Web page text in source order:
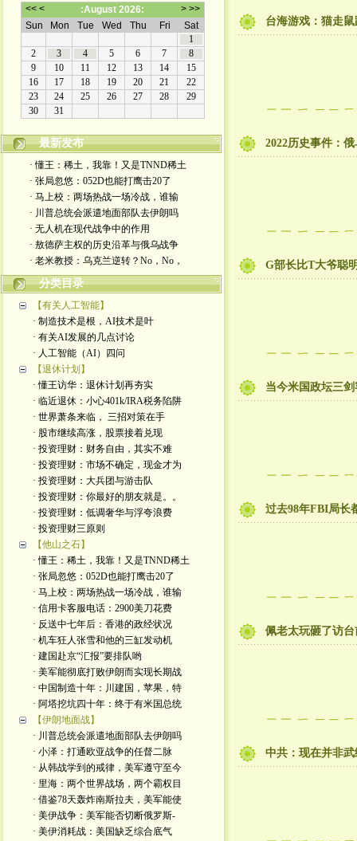
最新发布
· 懂王：稀土，我靠！又是TNND稀土
· 张局忽悠：052D也能打鹰击20了
· 马上校：两场热战一场冷战，谁输
· 川普总统会派遣地面部队去伊朗吗
· 无人机在现代战争中的作用
· 敖德萨主权的历史沿革与俄乌战争
· 老米教授：乌克兰逆转？No，No，
分类目录
【有关人工智能】
· 制造技术是根，AI技术是叶
· 有关AI发展的几点讨论
· 人工智能（AI）四问
【退休计划】
· 懂王访华：退休计划再夯实
· 临近退休：小心401k/IRA税务陷阱
· 世界萧条来临， 三招对策在手
· 股市继续高涨，股票接着兑现
· 投资理财：财务自由，其实不难
· 投资理财：市场不确定，现金才为
· 投资理财：大兵团与游击队
· 投资理财：你最好的朋友就是。。
· 投资理财：低调奢华与浮夸浪费
· 投资理财三原则
【他山之石】
· 懂王：稀土，我靠！又是TNND稀土
· 张局忽悠：052D也能打鹰击20了
· 马上校：两场热战一场冷战，谁输
· 信用卡客服电话：2900美刀花费
· 反送中七年后：香港的政经状况
· 机车狂人张雪和他的三缸发动机
· 建国赴京“汇报”要排队哟
· 美军能彻底打败伊朗而实现长期战
· 中国制造十年：川建国，苹果，特
· 阿塔挖坑四十年：终于有米国总统
【伊朗地面战】
· 川普总统会派遣地面部队去伊朗吗
· 小泽：打通欧亚战争的任督二脉
· 从韩战学到的戒律，美军遵守至今
· 里海：两个世界战场，两个霸权目
· 借鉴78天轰炸南斯拉夫，美军能使
· 美伊战争：美军能否切断俄罗斯-
· 美伊消耗战：美国缺乏综合底气
台海游戏：猫走鼠
2022历史事件：
G部长比T大爷聪
当今米国政坛三剑
过去98年FBI局长
佩老太玩砸了访
中共：现在并非